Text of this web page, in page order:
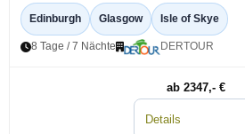
Edinburgh Glasgow Isle of Skye
8 Tage / 7 Nächte DERTOUR
ab 2347,- €
Details